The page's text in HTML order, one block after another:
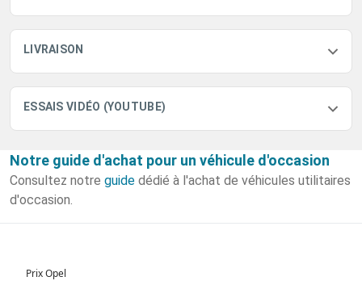
LIVRAISON
ESSAIS VIDÉO (YOUTUBE)
Notre guide d'achat pour un véhicule d'occasion
Consultez notre guide dédié à l'achat de véhicules utilitaires
d'occasion.
Prix Opel